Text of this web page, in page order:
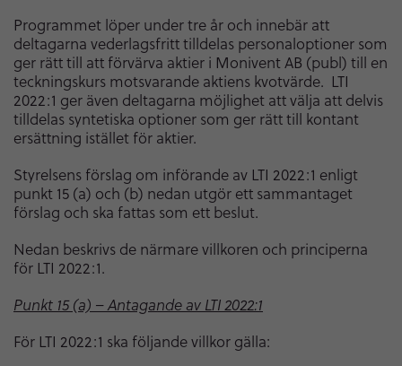
Programmet löper under tre år och innebär att
deltagarna vederlagsfritt tilldelas personaloptioner som
ger rätt till att förvärva aktier i Monivent AB (publ) till en
teckningskurs motsvarande aktiens kvotvärde. LTI
2022:1 ger även deltagarna möjlighet att välja att delvis
tilldelas syntetiska optioner som ger rätt till kontant
ersättning istället för aktier.
Styrelsens förslag om införande av LTI 2022:1 enligt
punkt 15 (a) och (b) nedan utgör ett sammantaget
förslag och ska fattas som ett beslut.
Nedan beskrivs de närmare villkoren och principerna
för LTI 2022:1.
Punkt 15 (a) – Antagande av LTI 2022:1
För LTI 2022:1 ska följande villkor gälla: